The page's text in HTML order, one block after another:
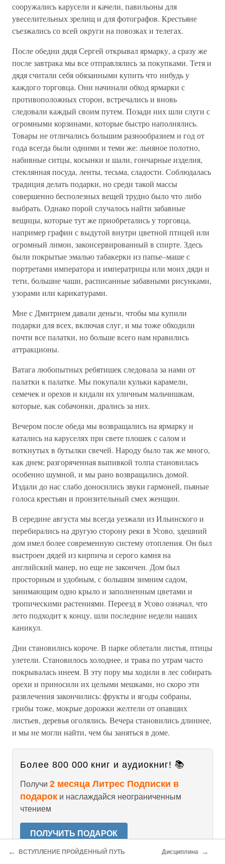
сооружались карусели и качели, павильоны для
увеселительных зрелищ и для фотографов. Крестьяне
съезжались со всей округи на повозках и телегах.
После обедни дядя Сергей открывал ярмарку, а сразу же
после завтрака мы все отправлялись за покупками. Тетя и
дядя считали себя обязанными купить что нибудь у
каждого торговца. Они начинали обход ярмарки с
противоположных сторон, встречались и вновь
следовали каждый своим путем. Позади них шли слуги с
огромными корзинами, которые быстро наполнялись.
Товары не отличались большим разнообразием и год от
года всегда были одними и теми же: льняное полотно,
набивные ситцы, косынки и шали, гончарные изделия,
стеклянная посуда, ленты, тесьма, сладости. Соблюдалась
традиция делать подарки, но среди такой массы
совершенно бесполезных вещей трудно было что либо
выбрать. Однако порой случалось найти забавные
вещицы, которые тут же приобретались у торговца,
например графин с выдутой внутри цветной птицей или
огромный лимон, законсервированный в спирте. Здесь
были покрытые эмалью табакерки из папье–маше с
портретами императора и императрицы или моих дяди и
тети, большие чаши, расписанные забавными рисунками,
узорами или карикатурами.
Мне с Дмитрием давали деньги, чтобы мы купили
подарки для всех, включая слуг, и мы тоже обходили
почти все палатки, но больше всего нам нравились
аттракционы.
Ватага любопытных ребятишек следовала за нами от
палатки к палатке. Мы покупали кульки карамели,
семечек и орехов и кидали их уличным мальчишкам,
которые, как собачонки, дрались за них.
Вечером после обеда мы возвращались на ярмарку и
катались на каруселях при свете плошек с салом и
воткнутых в бутылки свечей. Народу было так же много,
как днем; разгоряченная выпивкой толпа становилась
особенно шумной, и мы рано возвращались домой.
Издали до нас слабо доносились звуки гармоней, пьяные
голоса крестьян и пронзительный смех женщин.
В середине августа мы всегда уезжали из Ильинского и
перебирались на другую сторону реки в Усово, здешний
дом имел более современную систему отопления. Он был
выстроен дядей из кирпича и серого камня на
английский манер, но еще не закончен. Дом был
просторным и удобным, с большим зимним садом,
занимающим одно крыло и заполненным цветами и
тропическими растениями. Переезд в Усово означал, что
лето подходит к концу, шли последние недели наших
каникул.
Дни становились короче. В парке облетали листья, птицы
улетели. Становилось холоднее, и трава по утрам часто
покрывалась инеем. В эту пору мы ходили в лес собирать
орехи и приносили их целыми мешками, но скоро эти
развлечения закончились: фрукты и ягоды собраны,
грибы тоже, мокрые дорожки желтели от опавших
листьев, деревья оголялись. Вечера становились длиннее,
и мы не могли найти, чем бы заняться в доме.
Более 800 000 книг и аудиокниг! 📚
Получи 2 месяца Литрес Подписки в
подарок и наслаждайся неограниченным
чтением
ПОЛУЧИТЬ ПОДАРОК
← ВСТУПЛЕНИЕ ПРОЙДЕННЫЙ ПУТЬ Дисциплина →